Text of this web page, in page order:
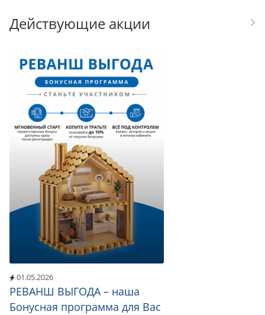
Действующие акции
01.05.2026
РЕВАНШ ВЫГОДА – наша
Бонусная программа для Вас